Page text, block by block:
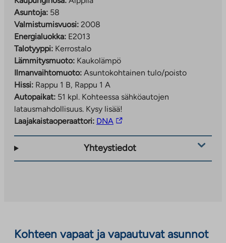
Asuntoja: 58
Valmistumisvuosi: 2008
Energialuokka: E2013
Talotyyppi: Kerrostalo
Lämmitysmuoto: Kaukolämpö
Ilmanvaihtomuoto: Asuntokohtainen tulo/poisto
Hissi: Rappu 1 B, Rappu 1 A
Autopaikat: 51 kpl. Kohteessa sähköautojen
latausmahdollisuus. Kysy lisää!
Laajakaistaoperaattori: DNA Linkki
ulkopuoliseen
Yhteystiedot
Kohteen vapaat ja vapautuvat asunnot